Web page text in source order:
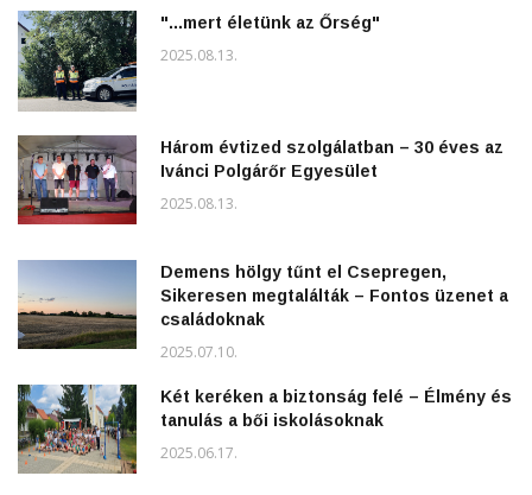
"...mert életünk az Őrség"
2025.08.13.
Három évtized szolgálatban – 30 éves az
Ivánci Polgárőr Egyesület
2025.08.13.
Demens hölgy tűnt el Csepregen,
Sikeresen megtalálták – Fontos üzenet a
családoknak
2025.07.10.
Két keréken a biztonság felé – Élmény és
tanulás a bői iskolásoknak
2025.06.17.